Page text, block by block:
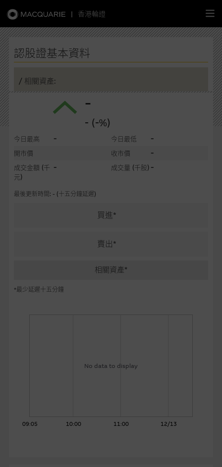
| 香港輪證
牛熊證
選股攻略
中資股票專頁
認股證基本資料
/ 相關資產:
-
- (-%)
今日最高 - 今日最低 -
開市價 收市價 -
成交金額 (千
元)
- 成交量 (千股) -
最後更新時間: - (十五分鐘延遲)
買進*
賣出*
相關資產*
*最少延遲十五分鐘
No data to display
09:05 10:00 11:00 12/13